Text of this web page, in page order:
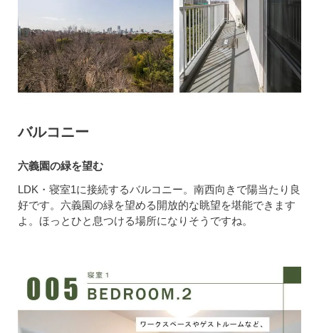
バルコニー
六義園の緑を望む
LDK・寝室1に接続するバルコニー。南西向きで陽当たり良
好です。六義園の緑を望める開放的な眺望を堪能できます
よ。ほっとひと息つける場所になりそうですね。